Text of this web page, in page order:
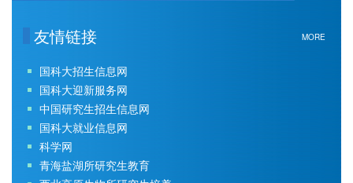
友情链接 MORE
国科大招生信息网
国科大迎新服务网
中国研究生招生信息网
国科大就业信息网
科学网
青海盐湖所研究生教育